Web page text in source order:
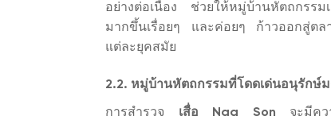
อย่างต่อเนื่อง ช่วยให้หมู่บ้านหัตถกรรม
มากขึ้นเรื่อยๆ และค่อยๆ ก้าวออกสู่ตล
แต่ละยุคสมัย
2.2. หมู่บ้านหัตถกรรมที่โดดเด่นอนุรักษ์ม
การสำรวจ เสื่อ Nga Son จะมีคว